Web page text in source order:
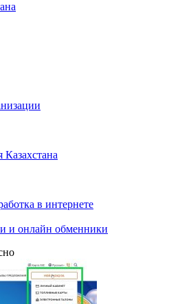
в интернете
и онлайн обменники